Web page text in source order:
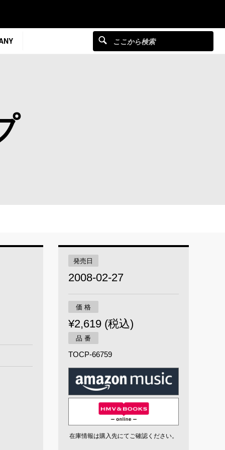
発売日
2008-02-27
価 格
¥2,619 (税込)
品 番
TOCP-66759
在庫情報は購入先にてご確認ください。